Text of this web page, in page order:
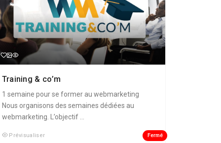
Training & co’m
1 semaine pour se former au webmarketing
Nous organisons des semaines dédiées au
webmarketing. L’objectif ...
Prévisualiser Fermé